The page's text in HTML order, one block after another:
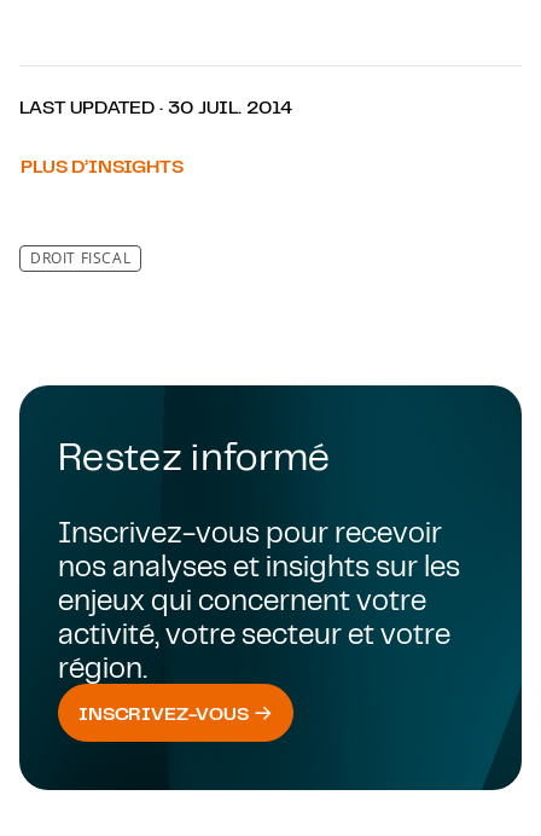
LAST UPDATED · 30 JUIL. 2014
PLUS D’INSIGHTS
DROIT FISCAL
Restez informé
Inscrivez-vous pour recevoir
nos analyses et insights sur les
enjeux qui concernent votre
activité, votre secteur et votre
région.
INSCRIVEZ-VOUS